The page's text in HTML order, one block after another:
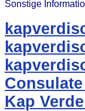
Sonstige
Kap